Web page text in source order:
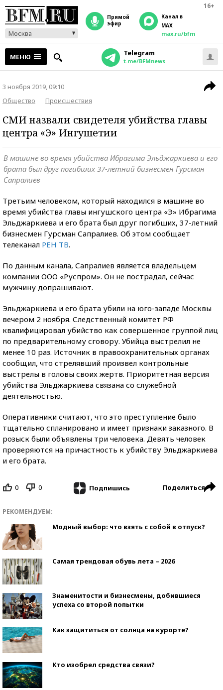
16+
Москва
прямой
эфир
Канал в
MAX
max.ru/bfm
МЕНЮ Telegram
t.me/BFMnews
3 ноября 2019, 09:10
Общество
Происшествия
СМИ назвали свидетеля убийства главы
центра «Э» Ингушетии
В машине во время убийства Ибрагима Эльджаркиева и его
брата был друг погибших 37-летний бизнесмен Гурсман
Сапралиев
Третьим человеком, который находился в машине во
время убийства главы ингушского центра «Э» Ибрагима
Эльджаркиева и его брата был друг погибших, 37-летний
бизнесмен Гурсман Сапралиев. Об этом сообщает
телеканал РЕН ТВ.
По данным канала, Сапралиев является владельцем
компании ООО «Руспром». Он не пострадал, сейчас
мужчину допрашивают.
Эльджаркиева и его брата убили на юго-западе Москвы
вечером 2 ноября. Следственный комитет РФ
квалифицировал убийство как совершенное группой лиц
по предварительному сговору. Убийца выстрелил не
менее 10 раз. Источник в правоохранительных органах
сообщил, что стрелявший произвел контрольные
выстрелы в головы своих жертв. Приоритетная версия
убийства Эльджаркиева связана со служебной
деятельностью.
Оперативники считают, что это преступление было
тщательно спланировано и имеет признаки заказного. В
розыск были объявлены три человека. Девять человек
проверяются на причастность к убийству Эльджаркиева
и его брата.
0 0 Подпишись Поделиться
РЕКОМЕНДУЕМ:
Модный выбор: что взять с собой в отпуск?
Самая трендовая обувь лета – 2026
Знаменитости и бизнесмены, добившиеся
успеха со второй попытки
Как защититься от солнца на курорте?
Кто изобрел средства связи?